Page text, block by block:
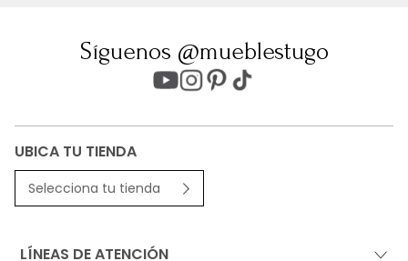
Síguenos @mueblestugo
UBICA TU TIENDA
Selecciona tu tienda
LÍNEAS DE ATENCIÓN